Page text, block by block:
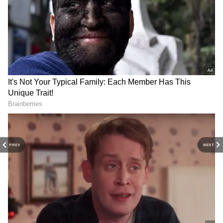
PREV NEXT
Tirupati Laddu: திருப்பதிக்கு
போகாமலேயே ஏழுமலையானின் லட்டு
சாப்பிடலாம்! தமிழகத்தில் எங்கெல்லாம்
கிடைக்கும்?
RECOMMENDED STORIES